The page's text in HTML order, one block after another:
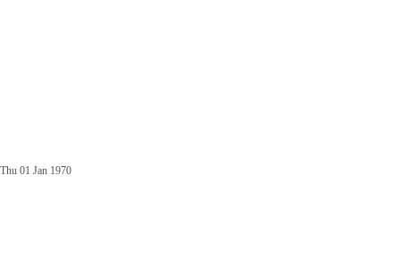
Thu 01 Jan 1970